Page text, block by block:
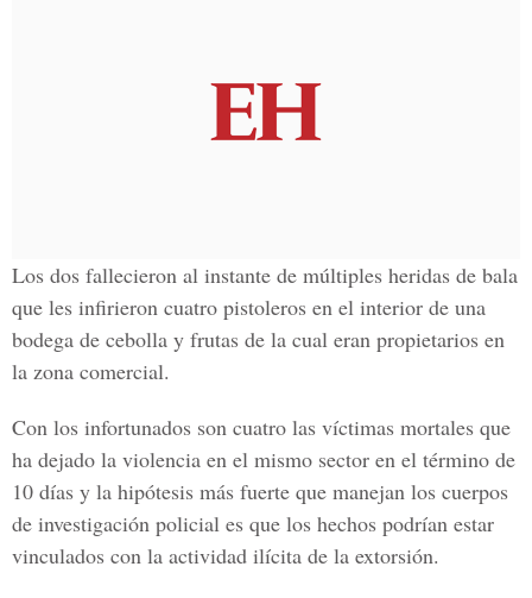
Los dos fallecieron al instante de múltiples heridas de bala
que les infirieron cuatro pistoleros en el interior de una
bodega de cebolla y frutas de la cual eran propietarios en
la zona comercial.
Con los infortunados son cuatro las víctimas mortales que
ha dejado la violencia en el mismo sector en el término de
10 días y la hipótesis más fuerte que manejan los cuerpos
de investigación policial es que los hechos podrían estar
vinculados con la actividad ilícita de la extorsión.